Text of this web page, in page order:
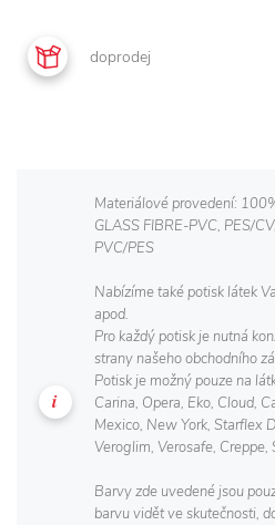
doprodej
Materiálové provedení:
GLASS FIBRE-PVC, PES/
PVC/PES
Nabízíme také potisk látek
apod.
Pro každý potisk je nutná
strany našeho obchodního
Potisk je možný pouze na
Carina, Opera, Eko, Cloud,
Mexico, New York, Starflex
Veroglim, Verosafe, Creppe,
Barvy zde uvedené jsou
barvu vidět ve skutečnosti,